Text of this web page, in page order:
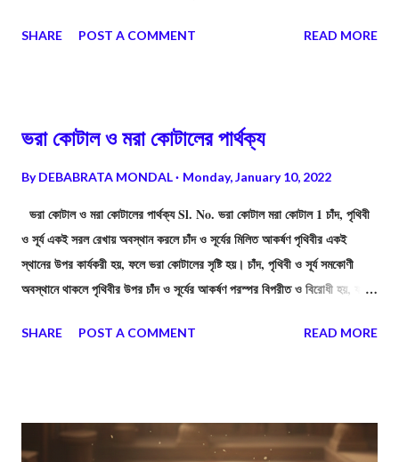
উজ্জ্বলতম নক্ষত্ররূপে ভাস্বর ছিলেন”।
SHARE POST A COMMENT READ MORE
ভরা কোটাল ও মরা কোটালের পার্থক্য
ByDEBABRATA MONDAL Monday, January 10, 2022
ভরা কোটাল ও মরা কোটালের পার্থক্য Sl. No. ভরা কোটাল মরা কোটাল 1 চাঁদ, পৃথিবী
ও সূর্য একই সরল রেখায় অবস্থান করলে চাঁদ ও সূর্যের মিলিত আকর্ষণ পৃথিবীর একই
স্থানের উপর কার্যকরী হয়, ফলে ভরা কোটালের সৃষ্টি হয়। চাঁদ, পৃথিবী ও সূর্য সমকোণী
অবস্থানে থাকলে পৃথিবীর উপর চাঁদ ও সূর্যের আকর্ষণ পরস্পর বিপরীত ও বিরোধী হয়, ফলে
আহরণ ইত্যাদি)-র প্রভাব বেশি। মানবজীবনের উপর মরা কোটালের প্রভাব কম। 3 ভরা
তিথিতে পৃথিবীর একই পাশে একই সরলরেখায় চাঁদ ও সূর্য অবস্থান করে। পূর্ণিমা তিথিতে
SHARE POST A COMMENT READ MORE